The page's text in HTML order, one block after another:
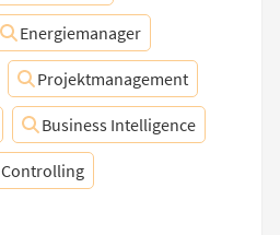
Energiemanager
Projektmanagement
Business Intelligence
Controlling